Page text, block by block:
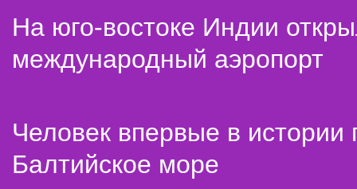
На юго-востоке Индии
международный аэропорт
Человек впервые в истории
Балтийское море